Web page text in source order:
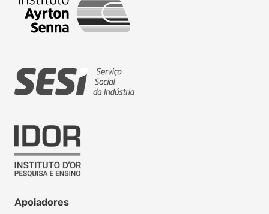
Apoiadores